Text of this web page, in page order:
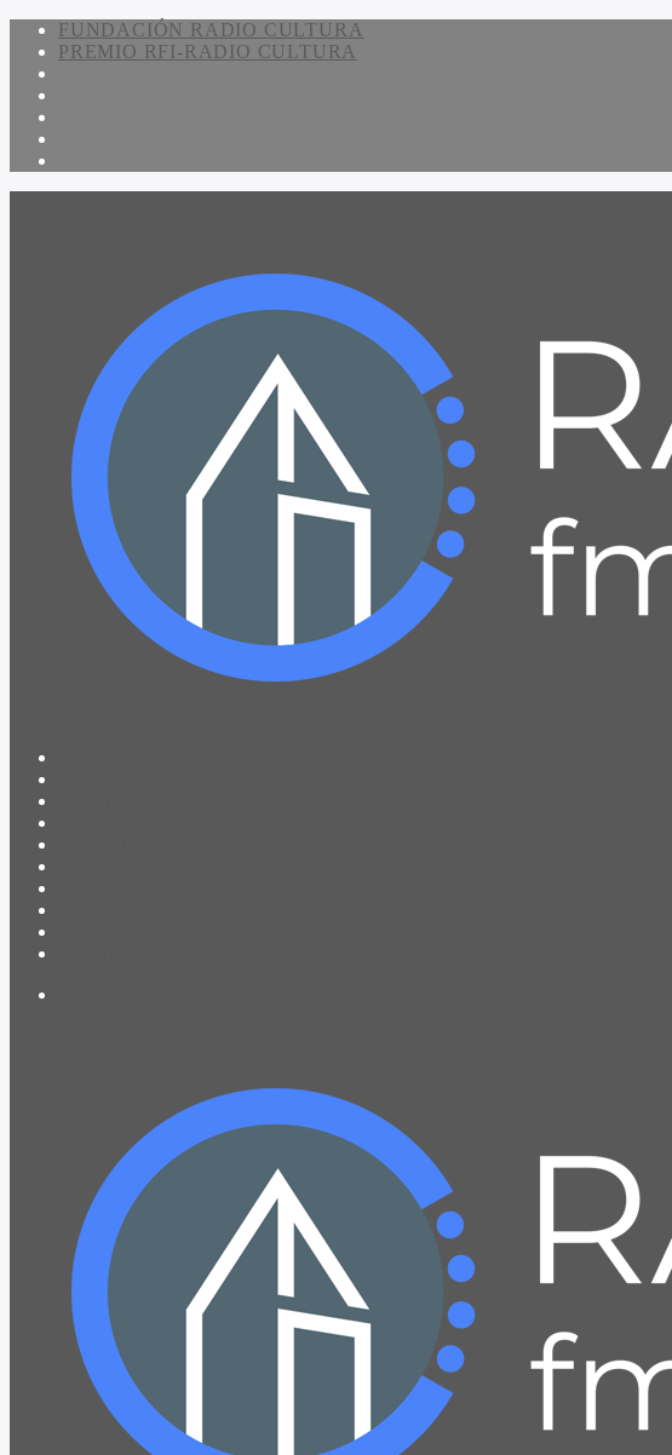
FUNDACIÓN RADIO CULTURA
PREMIO RFI-RADIO CULTURA